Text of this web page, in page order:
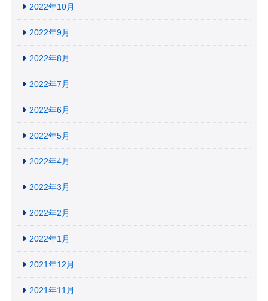
2022年10月
2022年9月
2022年8月
2022年7月
2022年6月
2022年5月
2022年4月
2022年3月
2022年2月
2022年1月
2021年12月
2021年11月